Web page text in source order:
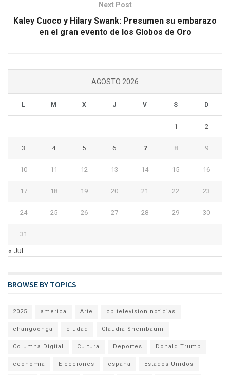
Next Post
Kaley Cuoco y Hilary Swank: Presumen su embarazo
en el gran evento de los Globos de Oro
AGOSTO 2026
L M X J V S D
1 2
3 4 5 6 7 8 9
10 11 12 13 14 15 16
17 18 19 20 21 22 23
24 25 26 27 28 29 30
31
« Jul
BROWSE BY TOPICS
2025 america Arte cb television noticias
changoonga ciudad Claudia Sheinbaum
Columna Digital Cultura Deportes Donald Trump
economia Elecciones españa Estados Unidos